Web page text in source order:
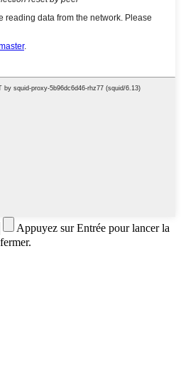
Appuyez sur Entrée pour lancer la